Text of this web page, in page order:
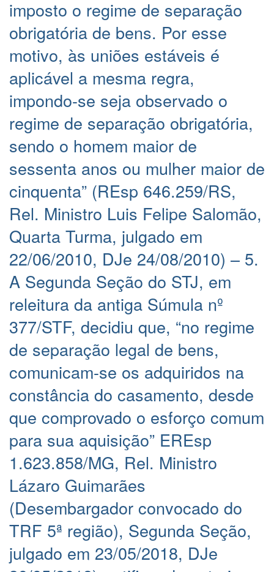
imposto o regime de separação
obrigatória de bens. Por esse
motivo, às uniões estáveis é
aplicável a mesma regra,
impondo-se seja observado o
regime de separação obrigatória,
sendo o homem maior de
sessenta anos ou mulher maior de
cinquenta” (REsp 646.259/RS,
Rel. Ministro Luis Felipe Salomão,
Quarta Turma, julgado em
22/06/2010, DJe 24/08/2010) – 5.
A Segunda Seção do STJ, em
releitura da antiga Súmula nº
377/STF, decidiu que, “no regime
de separação legal de bens,
comunicam-se os adquiridos na
constância do casamento, desde
que comprovado o esforço comum
para sua aquisição” EREsp
1.623.858/MG, Rel. Ministro
Lázaro Guimarães
(Desembargador convocado do
TRF 5ª região), Segunda Seção,
julgado em 23/05/2018, DJe